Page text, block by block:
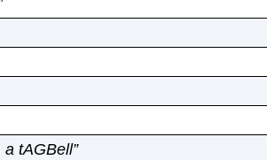
tAGBell”